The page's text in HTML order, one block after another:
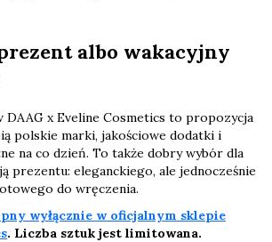
albo wakacyjny
DAAG x Eveline Cosmetics to propozycja
polskie marki, jakościowe dodatki i
na co dzień. To także dobry wybór dla
prezentu: eleganckiego, ale jednocześnie
do wręczenia.
wyłącznie w oficjalnym sklepie
. Liczba sztuk jest limitowana.